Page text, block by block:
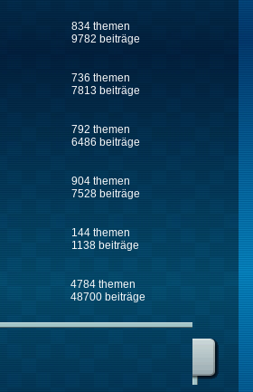
834 themen
9782 beiträge
736 themen
7813 beiträge
792 themen
6486 beiträge
904 themen
7528 beiträge
144 themen
1138 beiträge
4784 themen
48700 beiträge